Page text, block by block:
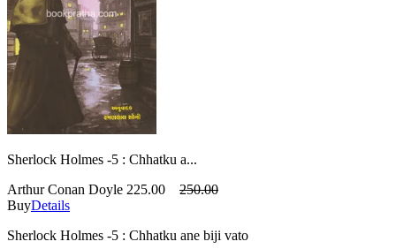
Sherlock Holmes -5 : Chhatku a...
Arthur Conan Doyle 225.00
250.00
BuyDetails
Sherlock Holmes -5 : Chhatku ane biji vato